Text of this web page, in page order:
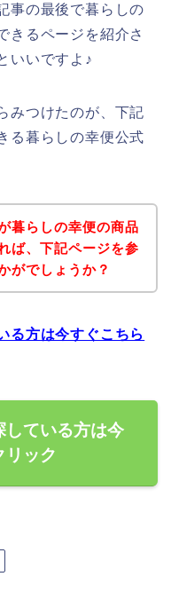
事の最後で暮らしの
きるページを紹介さ
いいですよ♪
みつけたのが、下記
る暮らしの幸便公式
暮らしの幸便の商品
ば、下記ページを参
がでしょうか？
る方は今すぐこちら
している方は今
リック